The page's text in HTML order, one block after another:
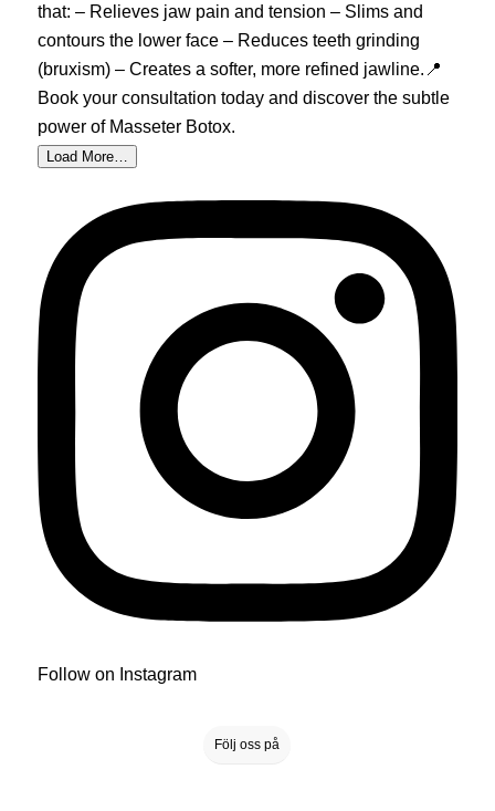
Load More…
Follow on Instagram
Följ oss på